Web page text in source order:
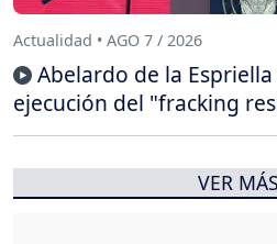
Actualidad • AGO 7 / 2026
Abelardo de la
ejecución del "fracking
VER